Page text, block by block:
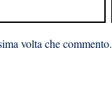
volta che commento.